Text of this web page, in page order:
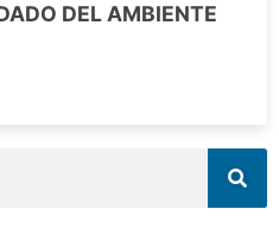
DEL AMBIENTE